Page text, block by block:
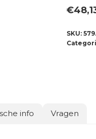
€
SKU:
info Vragen